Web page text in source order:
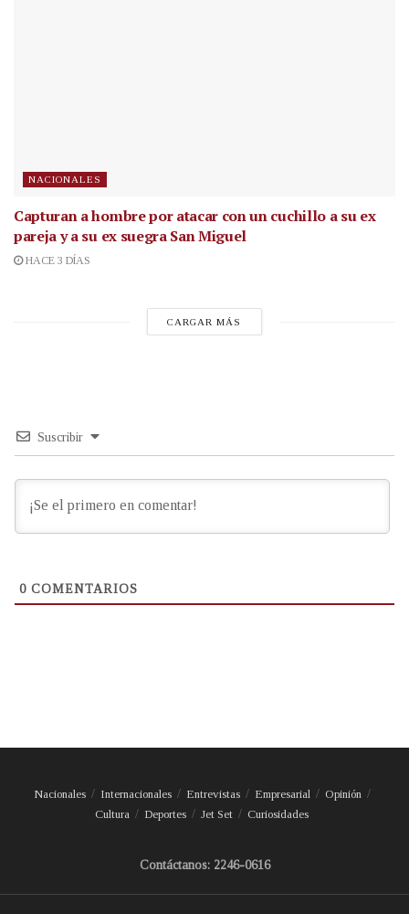
NACIONALES
Capturan a hombre por atacar con un cuchillo a su ex
pareja y a su ex suegra San Miguel
HACE 3 DÍAS
CARGAR MÁS
Suscribir
0 COMENTARIOS
Nacionales Internacionales Entrevistas Empresarial
Opinión
Cultura
Deportes Jet Set Curiosidades
Contáctanos: 2246-0616